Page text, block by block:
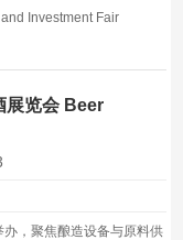
Investment Fair
展览会 Beer
，聚焦酿造设备与原料供